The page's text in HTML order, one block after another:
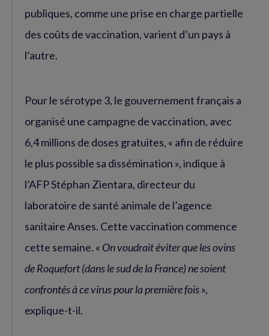
publiques, comme une prise en charge partielle
des coûts de vaccination, varient d’un pays à
l’autre.
Pour le sérotype 3, le gouvernement français a
organisé une campagne de vaccination, avec
6,4 millions de doses gratuites, « afin de réduire
le plus possible sa dissémination », indique à
l’AFP Stéphan Zientara, directeur du
laboratoire de santé animale de l’agence
sanitaire Anses. Cette vaccination commence
cette semaine. « On voudrait éviter que les ovins
de Roquefort (dans le sud de la France) ne soient
confrontés à ce virus pour la première fois»,
explique-t-il.